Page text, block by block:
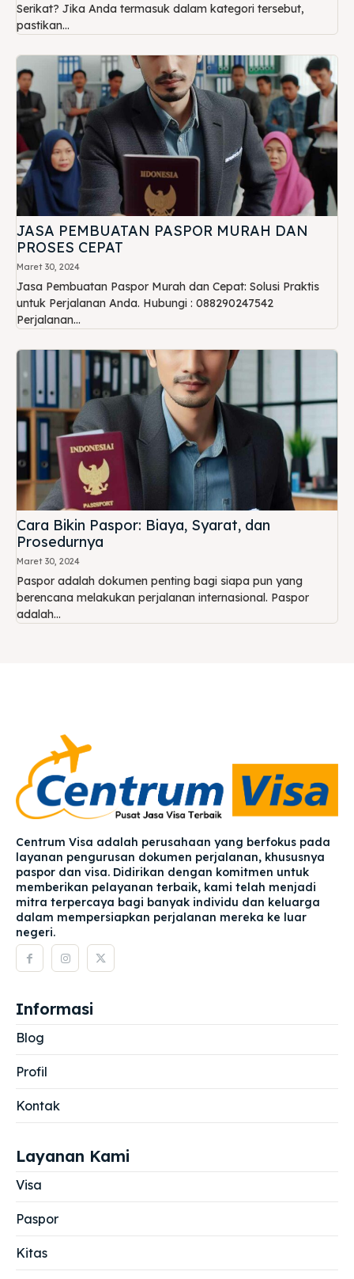
Serikat? Jika Anda termasuk dalam kategori tersebut,
pastikan...
JASA PEMBUATAN PASPOR MURAH DAN
PROSES CEPAT
Maret 30, 2024
Jasa Pembuatan Paspor Murah dan Cepat: Solusi Praktis
untuk Perjalanan Anda. Hubungi : 088290247542
Perjalanan...
Cara Bikin Paspor: Biaya, Syarat, dan
Prosedurnya
Maret 30, 2024
Paspor adalah dokumen penting bagi siapa pun yang
berencana melakukan perjalanan internasional. Paspor
adalah...
Centrum Visa adalah perusahaan yang berfokus pada
layanan pengurusan dokumen perjalanan, khususnya
paspor dan visa. Didirikan dengan komitmen untuk
memberikan pelayanan terbaik, kami telah menjadi
mitra terpercaya bagi banyak individu dan keluarga
dalam mempersiapkan perjalanan mereka ke luar
negeri.
Informasi
Blog
Profil
Kontak
Layanan Kami
Visa
Paspor
Kitas